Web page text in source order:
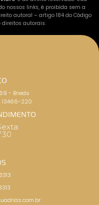
nossos links, é proibida sem a
autoral – artigo 184 do Código
direitos autorais.
- Brieds
13466-220